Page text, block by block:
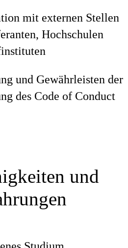
mit externen Stellen
Hochschulen
und Gewährleisten der
des Code of Conduct
und